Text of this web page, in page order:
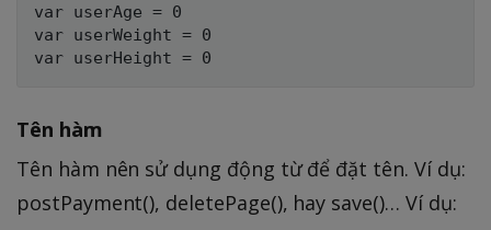
var userAge = 0
var userWeight = 0
Tên hàm
Tên hàm nên sử dụng động từ để đặt tên. Ví dụ:
postPayment(), deletePage(), hay save()… Ví dụ: